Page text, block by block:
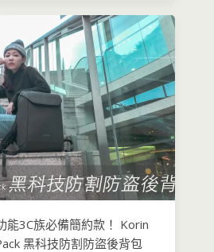
能3C族必備簡約款！ Korin
黑科技防割防盜後背包